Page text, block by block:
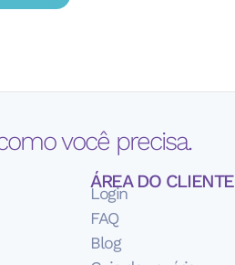
você precisa.
ÁREA DO CLIENTE
Login
FAQ
Blog